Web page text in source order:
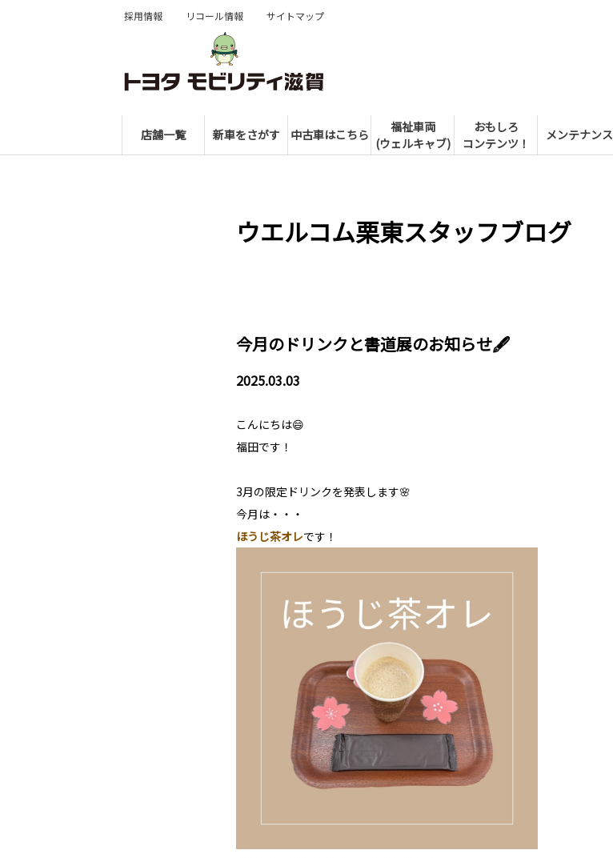
店舗一覧 新車をさがす 中古車はこちら
福祉車両
(ウェルキャブ)
おもしろ
コンテンツ！
メンテナンス
採用情報 リコール情報 サイトマップ
ウエルコム栗東スタッフブログ
今月のドリンクと書道展のお知らせ🖋
2025.03.03
こんにちは😄
福田です！
3月の限定ドリンクを発表します🌸
今月は・・・
ほうじ茶オレです！